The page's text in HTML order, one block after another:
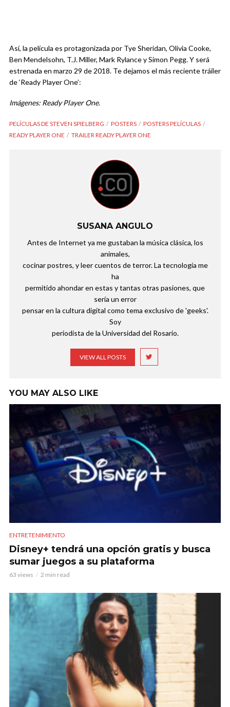
Así, la película es protagonizada por Tye Sheridan, Olivia Cooke,
Ben Mendelsohn, T.J. Miller, Mark Rylance y Simon Pegg. Y será
estrenada en marzo 29 de 2018. Te dejamos el más reciente tráiler
de ‘Ready Player One’:
Imágenes: Ready Player One.
PELÍCULAS DE STEVEN SPIELBERG POSTERS
POSTERS PELÍCULAS
READY PLAYER ONE
TRAILER READY PLAYER ONE
SUSANA ANGULO
Antes de Internet ya me gustaban la música clásica, los
animales,
cocinar postres, y leer cuentos de terror. La tecnología me
ha
permitido ahondar en estas y tantas otras pasiones, que
sería un error
pensar en la cultura digital como tema exclusivo de 'geeks'.
Soy
periodista de la Universidad del Rosario.
VIEW ALL POSTS
YOU MAY ALSO LIKE
ENTRETENIMIENTO
Disney+ tendrá una opción gratis y busca
sumar juegos a su plataforma
63 views 2 min read